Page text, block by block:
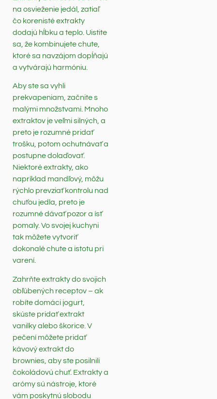
na osvieženie jedál, zatiaľ
čo korenisté extrakty
dodajú hĺbku a teplo. Uistite
sa, že kombinujete chute,
ktoré sa navzájom dopĺňajú
a vytvárajú harmóniu.
Aby ste sa vyhli
prekvapeniam, začnite s
malými množstvami. Mnoho
extraktov je veľmi silných, a
preto je rozumné pridať
trošku, potom ochutnávať a
postupne dolaďovať.
Niektoré extrakty, ako
napríklad mandľový, môžu
rýchlo prevziať kontrolu nad
chuťou jedla, preto je
rozumné dávať pozor a ísť
pomaly. Vo svojej kuchyni
tak môžete vytvoriť
dokonalé chute a istotu pri
varení.
Zahrňte extrakty do svojich
obľúbených receptov – ak
robíte domáci jogurt,
skúste pridať extrakt
vanilky alebo škorice. V
pečení môžete pridať
kávový extrakt do
brownies, aby ste posilnili
čokoládovú chuť. Extrakty a
arómy sú nástroje, ktoré
vám poskytnú slobodu